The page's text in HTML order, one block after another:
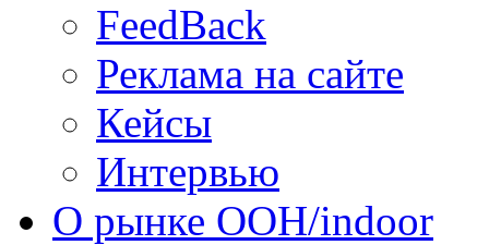
FeedBack
Реклама на сайте
Кейсы
Интервью
О рынке OOH/indoor